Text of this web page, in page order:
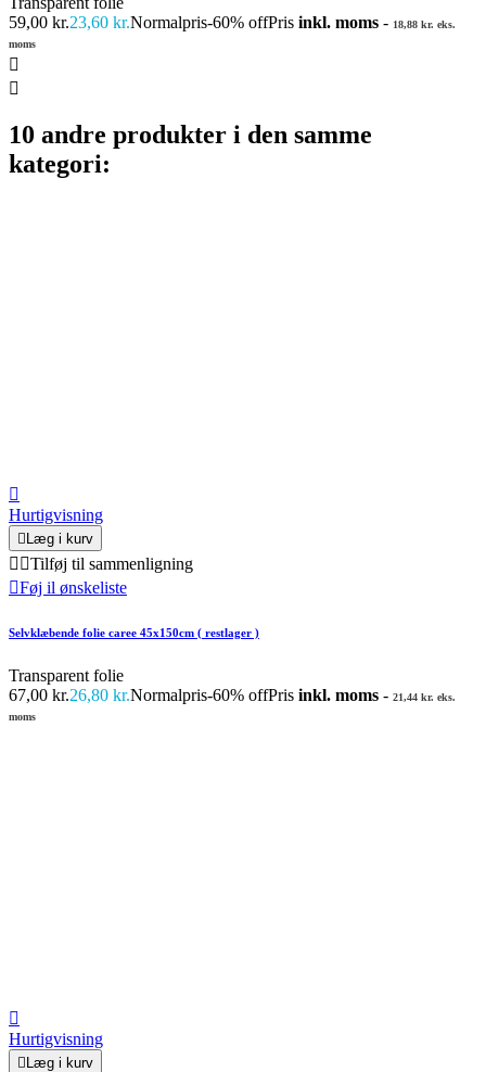
59,00 kr.23,60 kr.Normalpris-60% offPris inkl. moms - 18,88 kr. eks.
moms


10 andre produkter i den samme
kategori:

Hurtigvisning
 Læg i kurv
 Tilføj til sammenligning
Føj il ønskeliste
Selvklæbende folie caree 45x150cm ( restlager )
Transparent folie
67,00 kr.26,80 kr.Normalpris-60% offPris inkl. moms - 21,44 kr. eks.
moms

Hurtigvisning
 Læg i kurv